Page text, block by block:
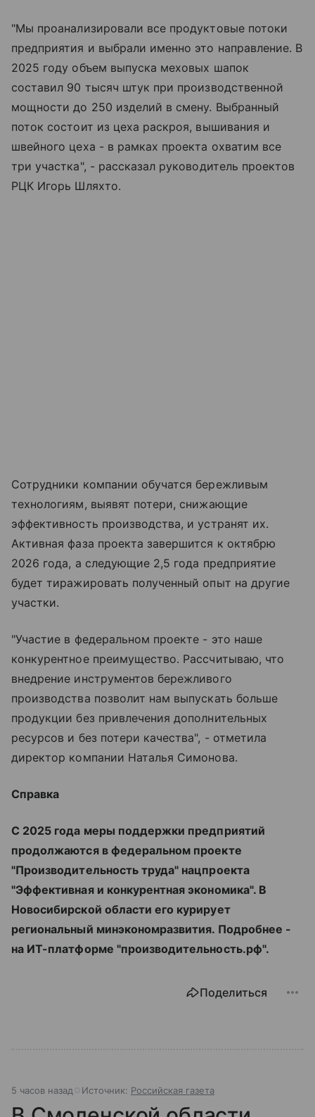
"Мы проанализировали все продуктовые потоки
предприятия и выбрали именно это направление. В
2025 году объем выпуска меховых шапок
составил 90 тысяч штук при производственной
мощности до 250 изделий в смену. Выбранный
поток состоит из цеха раскроя, вышивания и
швейного цеха - в рамках проекта охватим все
три участка", - рассказал руководитель проектов
РЦК Игорь Шляхто.
Сотрудники компании обучатся бережливым
технологиям, выявят потери, снижающие
эффективность производства, и устранят их.
Активная фаза проекта завершится к октябрю
2026 года, а следующие 2,5 года предприятие
будет тиражировать полученный опыт на другие
участки.
"Участие в федеральном проекте - это наше
конкурентное преимущество. Рассчитываю, что
внедрение инструментов бережливого
производства позволит нам выпускать больше
продукции без привлечения дополнительных
ресурсов и без потери качества", - отметила
директор компании Наталья Симонова.
Справка
С 2025 года меры поддержки предприятий
продолжаются в федеральном проекте
"Производительность труда" нацпроекта
"Эффективная и конкурентная экономика". В
Новосибирской области его курирует
региональный минэкономразвития. Подробнее -
на ИТ-платформе "производительность.рф".
Поделиться
5 часов назад Источник: Российская газета